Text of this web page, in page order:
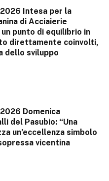
Intesa per la
di Acciaierie
punto di equilibrio in
direttamente coinvolti,
dello sviluppo
Domenica
del Pasubio: “Una
un’eccellenza simbolo
vicentina